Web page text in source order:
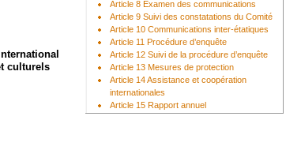
Article 8 Examen des communications
Article 9 Suivi des constatations du Comité
Article 10 Communications inter-étatiques
Article 11 Procédure d’enquête
Article 12 Suivi de la procédure d’enquête
Article 13 Mesures de protection
Article 14 Assistance et coopération
internationales
Article 15 Rapport annuel
culturels